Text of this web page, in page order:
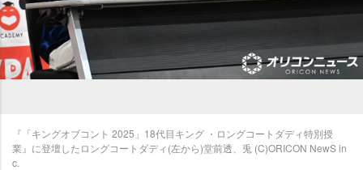
『「キングオブコント 2025」18代目キング ・ロングコートダディ特別授
業』に登壇したロングコートダディ(左から)堂前透、兎 (C)ORICON NewS in
c.